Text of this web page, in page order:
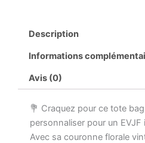
Mariée
Fleurs
rose
vintage
Description
Informations
Avis (0)
💐 Craquez pour ce tote
personnaliser pour un EVJF
Avec sa couronne florale